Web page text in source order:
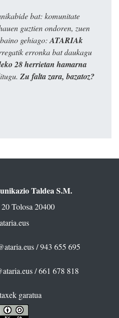
bat: komunitate
guztien ondoren, zuen
gehiago:ATARIAk
erronka bat daukagu
28 herrietan hamarna
Zu falta zara, bazatoz?
Taldea S.M.
Tolosa 20400
/ 943 655 695
/ 661 678 818
garatua